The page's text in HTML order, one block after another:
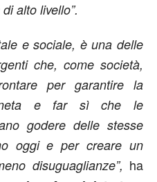
alto livello”.
e sociale, è una delle
che, come società,
per garantire la
e far sì che le
godere delle stesse
oggi e per creare un
disuguaglianze”, ha